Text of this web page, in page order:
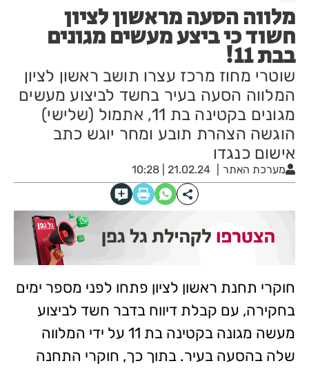
מלווה הסעה מראשון לציון
חשוד כי ביצע מעשים מגונים
בבת 11!
שוטרי מחוז מרכז עצרו תושב ראשון לציון
המלווה הסעה בעיר בחשד לביצוע מעשים
מגונים בקטינה בת 11, אתמול (שלישי)
הוגשה הצהרת תובע ומחר יוגש כתב
אישום כנגדו
מערכת האתר 21.02.24 | 10:28
חוקרי תחנת ראשון לציון פתחו לפני מספר ימים
בחקירה, עם קבלת דיווח בדבר חשד לביצוע
מעשה מגונה בקטינה בת 11 על ידי המלווה
שלה בהסעה בעיר. בתוך כך, חוקרי התחנה